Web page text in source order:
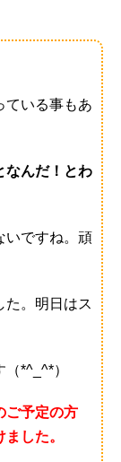
ている事もあ
なんだ！とわ
いですね。頑
た。明日はス
*^_^*）
ご予定の方
した。